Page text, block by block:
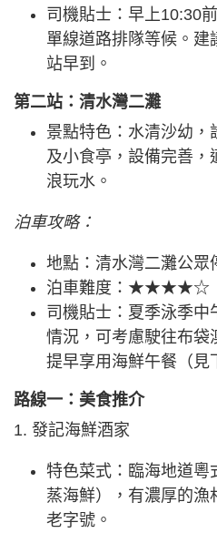
司機貼士：早上10:30
單線道路排隊等候。
站早到。
第二站：清水灣二灘
景點特色：水清沙幼
及小食亭，設備完善
浪玩水。
泊車攻略：
地點：清水灣二灘公眾
泊車難度：★★★★☆（
司機貼士：夏季泳季中
情況，可考慮駛往布袋
提早享用海鮮午餐（見
路線一：美食推介
1. 發記海鮮酒家
特色菜式：臨海地道粵
蒸海鮮），有濃厚的漁
老字號。